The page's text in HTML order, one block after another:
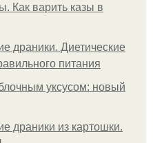
Как варить казы в
драники. Диетические
питания
уксусом: новый
драники из картошки.